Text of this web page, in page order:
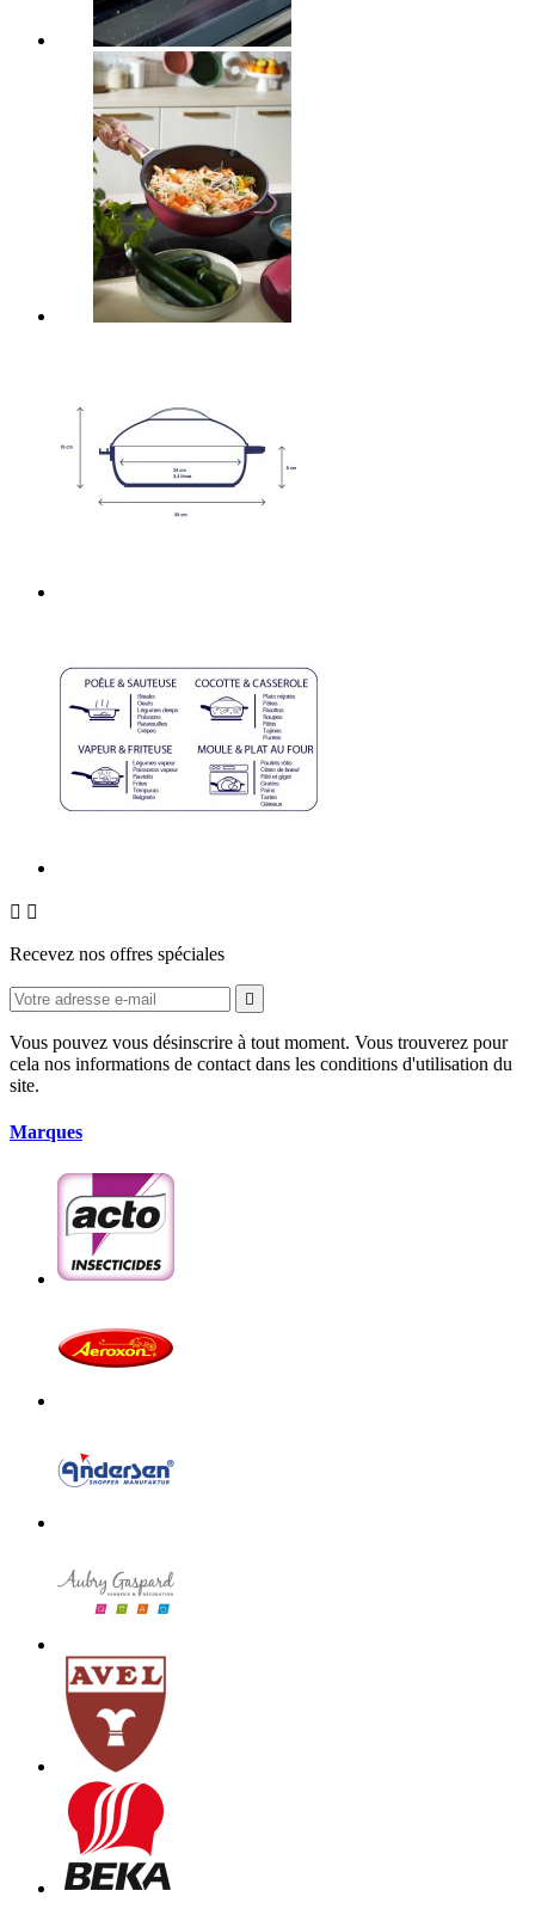
 
Recevez nos offres spéciales

Vous pouvez vous désinscrire à tout moment. Vous trouverez pour
cela nos informations de contact dans les conditions d'utilisation du
site.
Marques